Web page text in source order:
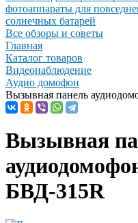
фотоаппараты для
солнечных батарей
Все обзоры и советы
Главная
Каталог товаров
Видеонаблюдение
Аудио домофон
Вызывная панель
Вызывная
БВД-315R